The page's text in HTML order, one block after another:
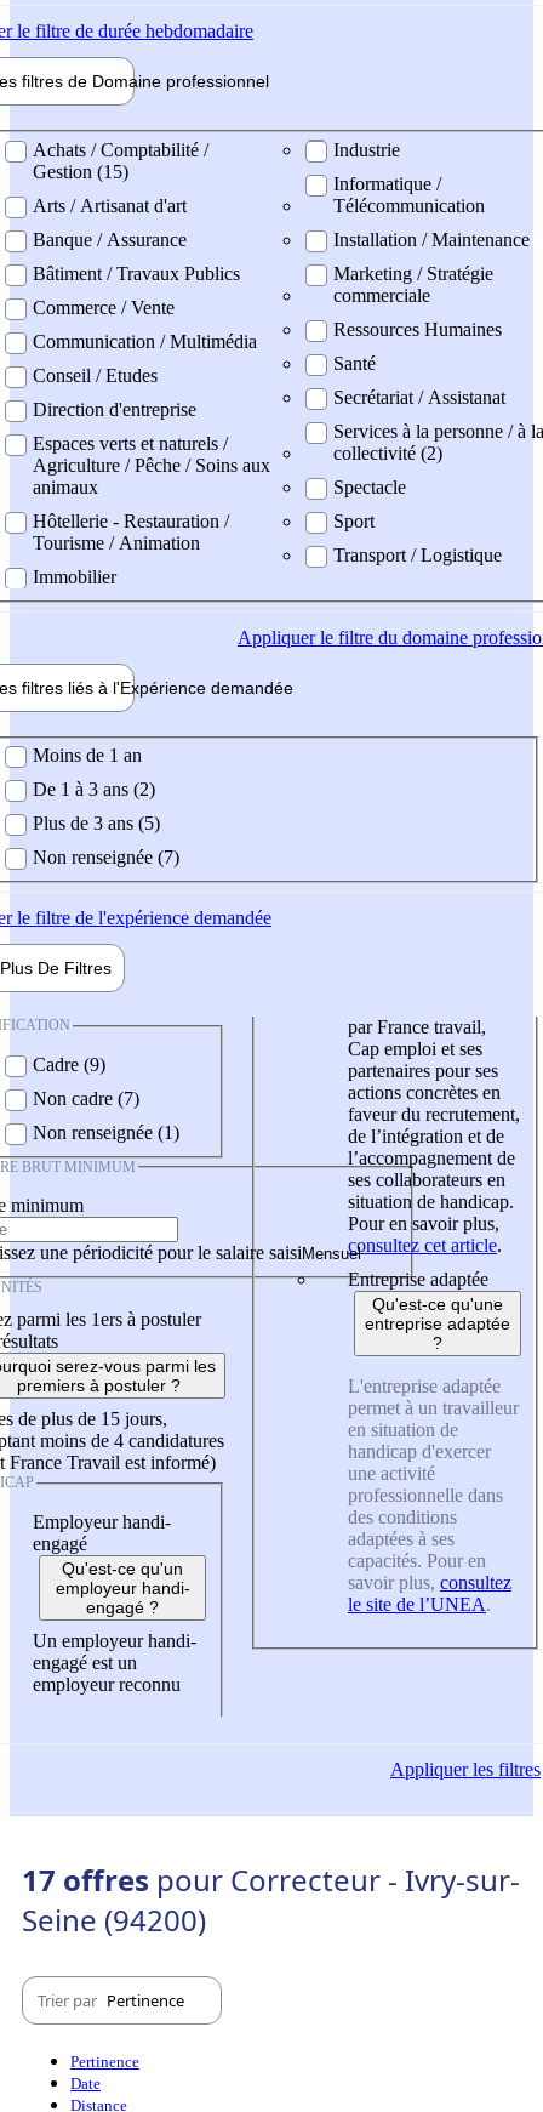
le filtre de durée hebdomadaire
filtres de Domaine professionnel
professionel
Achats / Comptabilité /
Gestion (15)
Arts / Artisanat d'art
Banque / Assurance
Bâtiment / Travaux Publics
Commerce / Vente
Communication / Multimédia
Conseil / Etudes
Direction d'entreprise
Espaces verts et naturels /
Agriculture / Pêche / Soins aux
animaux
Hôtellerie - Restauration /
Tourisme / Animation
Immobilier
Industrie
Informatique /
Télécommunication
Installation / Maintenance
Marketing / Stratégie
commerciale
Ressources Humaines
Santé
Secrétariat / Assistanat
Services à la personne / à la
collectivité (2)
Spectacle
Sport
Transport / Logistique
Appliquerle filtre du domaine
filtres liés à l'Expérience demandée
demandée
Moins de 1 an
De 1 à 3 ans (2)
Plus de 3 ans (5)
Non renseignée (7)
le filtre de l'expérience demandée
Plus De Filtres
Cadre (9)
Non cadre (7)
Non renseignée (1)
BRUT MINIMUM
minimum
une périodicité pour le salaire saisi
parmi les 1ers à postuler
serez-vous parmi les
premiers à postuler ?
de plus de 15 jours,
moins de 4 candidatures
France Travail est informé)
Employeur handi-
engagé
Qu'est-ce qu'un
employeur handi-
engagé ?
Un employeur handi-
engagé est un
employeur reconnu
par France travail,
Cap emploi et ses
partenaires pour ses
actions concrètes en
faveur du recrutement,
de l’intégration et de
l’accompagnement de
ses collaborateurs en
situation de handicap.
Pour en savoir plus,
consultez cet article.
Entreprise adaptée
Qu'est-ce qu'une
entreprise adaptée
?
L'entreprise adaptée
permet à un travailleur
en situation de
handicap d'exercer
une activité
professionnelle dans
des conditions
adaptées à ses
capacités. Pour en
savoir plus, consultez
le site de l’UNEA.
Appliquerles filtres
17 offres pour Correcteur - Ivry-sur-
Seine (94200)
Trier par Pertinence
Pertinence
Date
Distance